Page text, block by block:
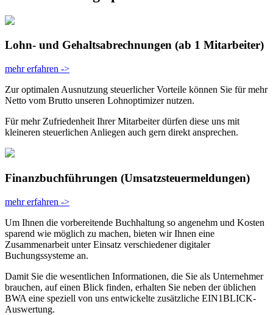
Lohn- und Gehalts­abrechnungen (ab 1 Mitarbeiter)
mehr erfahren ->
Zur optimalen Ausnutzung steuerlicher Vorteile können Sie für mehr
Netto vom Brutto unseren Lohnoptimizer nutzen.
Für mehr Zufriedenheit Ihrer Mitarbeiter dürfen diese uns mit
kleineren steuerlichen Anliegen auch gern direkt ansprechen.
Finanzbuch­führungen (Umsatzsteuermeldungen)
mehr erfahren ->
Um Ihnen die vorbereitende Buchhaltung so angenehm und Kosten
sparend wie möglich zu machen, bieten wir Ihnen eine
Zusammenarbeit unter Einsatz verschiedener digitaler
Buchungssysteme an.
Damit Sie die wesentlichen Informationen, die Sie als Unternehmer
brauchen, auf einen Blick finden, erhalten Sie neben der üblichen
BWA eine speziell von uns entwickelte zusätzliche EIN1BLICK-
Auswertung.